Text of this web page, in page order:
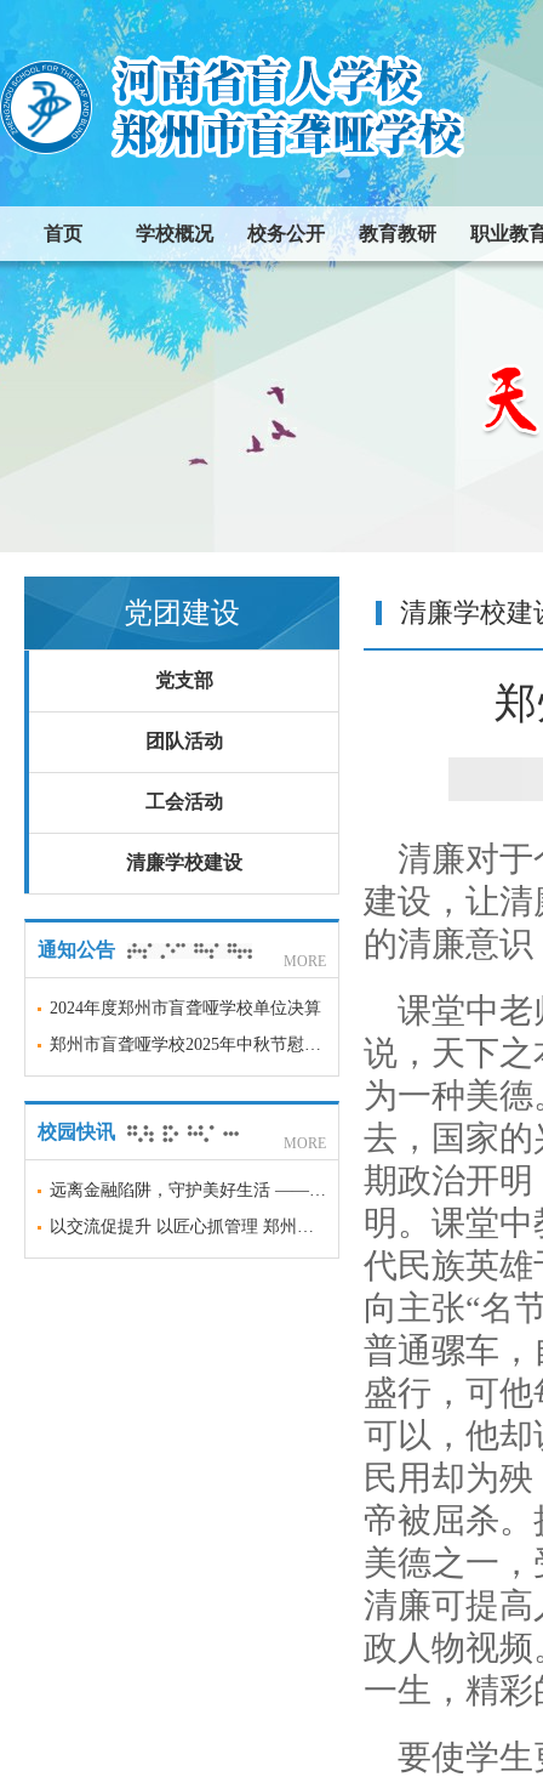
首页 学校概况 校务公开 教育教研 职业教
党团建设
党支部
团队活动
工会活动
清廉学校建设
通知公告
MORE
2024年度郑州市盲聋哑学校单位决算
郑州市盲聋哑学校2025年中秋节慰问品项目采购意向
校园快讯
MORE
远离金融陷阱，守护美好生活 —— 郑州市盲聋哑学校金融安全科普宣传
以交流促提升 以匠心抓管理 郑州市盲聋哑学校召开班主任经验交流会
清廉学校建
清廉对于
建设，让
的清廉意
课堂中老
说，天下
为一种美
去，国家
期政治开
明。课堂
代民族英雄
向主张“名
普通骡车
盛行，可
可以，他却
民用却为
帝被屈杀
美德之一
清廉可提
政人物视
一生，精
要使学生